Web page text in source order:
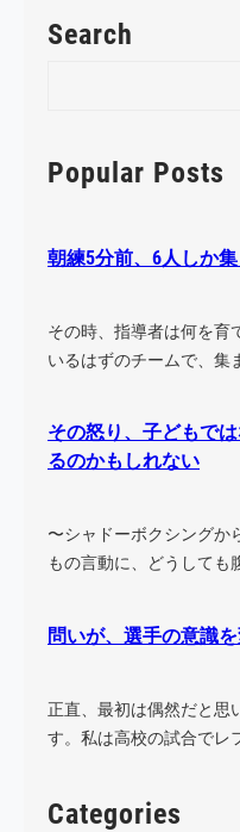
Search
r
cPopular Posts
朝練5分前、6人しか集
その時、指導者は何を育
いるはずのチームで、集
その怒り、子どもで
るのかもしれない
〜シャドーボクシングか
もの言動に、どうしても
問いが、選手の意識
正直、最初は偶然だと思
す。私は高校の試合でレ
Categories